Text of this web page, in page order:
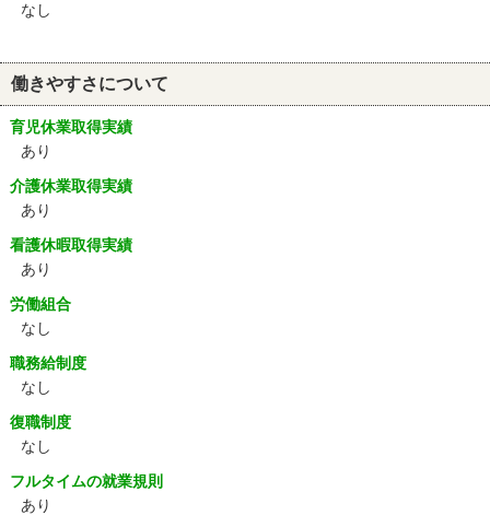
なし
働きやすさについて
育児休業取得実績
あり
介護休業取得実績
あり
看護休暇取得実績
あり
労働組合
なし
職務給制度
なし
復職制度
なし
フルタイムの就業規則
あり